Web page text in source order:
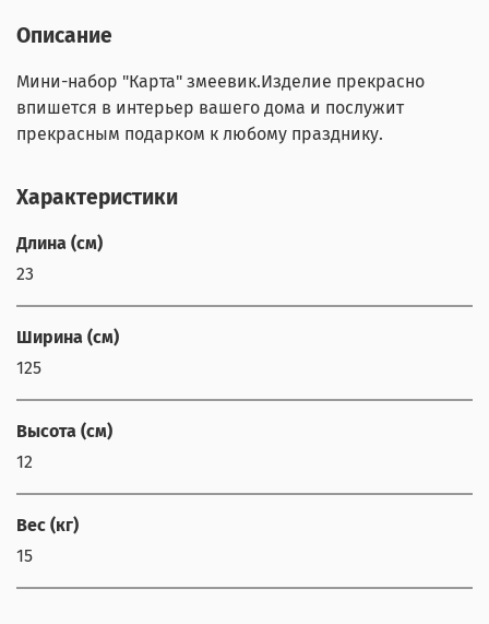
Описание
Мини-набор "Карта" змеевик.Изделие прекрасно
впишется в интерьер вашего дома и послужит
прекрасным подарком к любому празднику.
Характеристики
Длина (см)
23
Ширина (см)
125
Высота (см)
12
Вес (кг)
15